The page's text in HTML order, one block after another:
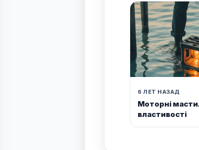
6 ЛЕТ НАЗАД
Моторні
властивості